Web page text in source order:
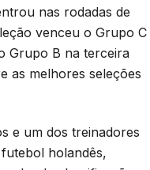
nas rodadas de
venceu o Grupo C
Grupo B na terceira
as melhores seleções
e um dos treinadores
holandês,